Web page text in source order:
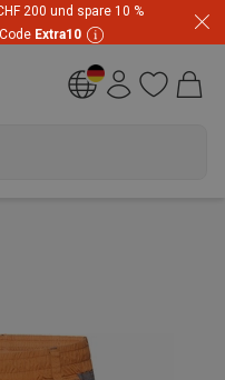
200 und spare 10 %
Extra10